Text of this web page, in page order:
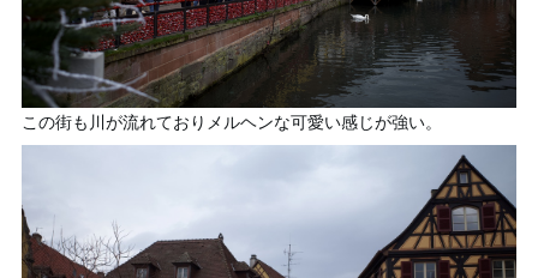
この街も川が流れておりメルヘンな可愛い感じが強い。